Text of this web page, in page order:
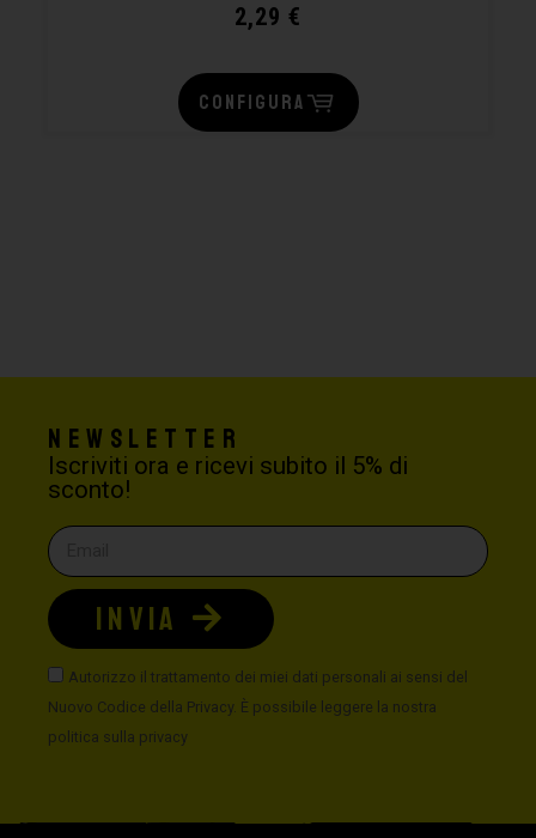
2,29 €
CONFIGURA
Newsletter
Iscriviti ora e ricevi subito il 5% di
sconto!
Autorizzo il trattamento dei miei dati personali ai sensi del
Nuovo Codice della Privacy. È possibile leggere la nostra
politica sulla privacy
INVIA